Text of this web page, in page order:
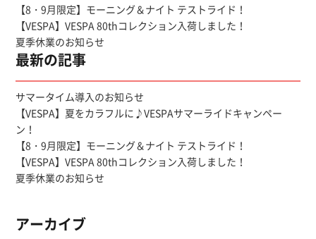
【8・9月限定】モーニング＆ナイト テストライド！
【VESPA】VESPA 80thコレクション入荷しました！
夏季休業のお知らせ
最新の記事
サマータイム導入のお知らせ
【VESPA】夏をカラフルに♪VESPAサマーライドキャンペー
ン！
【8・9月限定】モーニング＆ナイト テストライド！
【VESPA】VESPA 80thコレクション入荷しました！
夏季休業のお知らせ
アーカイブ